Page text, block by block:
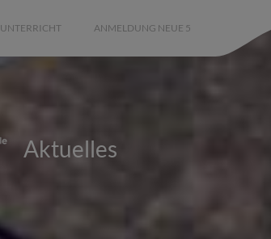
UNTERRICHT ANMELDUNG NEUE 5
Aktuelles